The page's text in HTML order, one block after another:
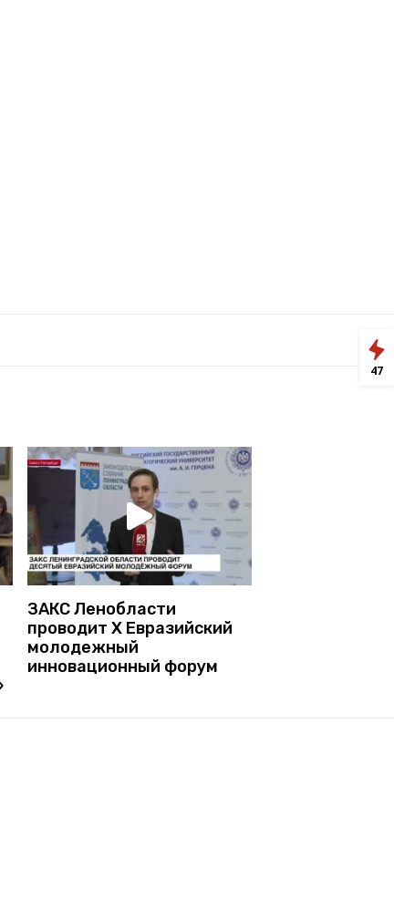
ЗАКС Ленобласти
проводит X Евразийский
молодежный
инновационный форум
47